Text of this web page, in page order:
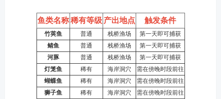
鱼类名称 稀有等级 产出地点 触发条件
竹荚鱼 普通 栈桥渔场
第一天即可捕获
鲭鱼
普通 栈桥渔场
第一天即可捕获
河豚
普通 栈桥渔场
第一天即可捕获
灯笼鱼
稀有 海岸洞穴
需在傍晚时段前往
蝴蝶鱼
稀有 海岸洞穴
需在傍晚时段前往
狮子鱼
稀有 海岸洞穴 需在傍晚时段前往